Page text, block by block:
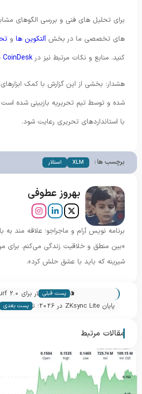
برای تحلیل های فنی و بررسی الگوهای
های تخصصی ما در بخشآلتکوین ها و
کنید. منابع و نکات مرتبط نیز درCoinDesk
هشدار: بخشی از این گزارش با کمک
شده و توسط تیم تحریریه بازبینی شده
با استانداردهای تحریری رعایت شود.
برچسب ها : XLM استلار
بهروز عطوفی
برنامه نویس آرام و ماجراجو؛ علاقه مند به
«بین منطق و خلاقیت زندگی می‌کنم. برای
شیرینه که باید با عشق حلش کرد».
« پست قبلی
هوش مصنوعی در تحلیل
پایان ZKsync Lite در 2026؛ تغییر جهت
پست بعدی
مقالات مرتبط